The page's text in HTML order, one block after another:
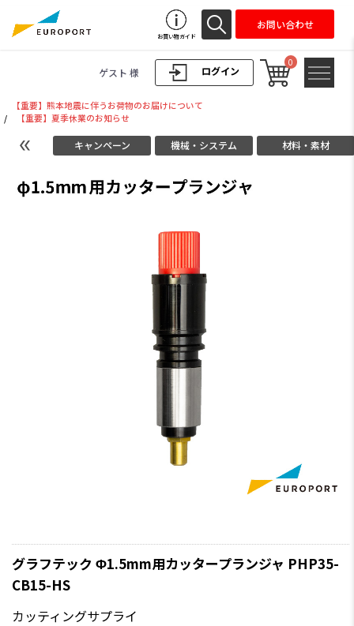
ログイン
ゲスト 様
0
お買い物ガイド
お問い合わせ
【重要】熊本地震に伴うお荷物のお届けについて
/
【重要】夏季休業のお知らせ
キャンペーン 機械・システム 材料・素材
グラフテック Φ1.5mm用カッタープランジャ PHP35-
CB15-HS
カッティングサプライ